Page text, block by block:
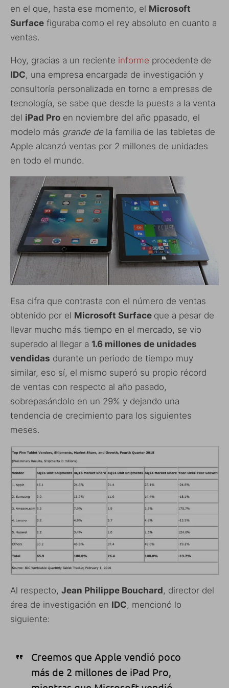
en el que, hasta ese momento, el Microsoft
Surface figuraba como el rey absoluto en cuanto a
ventas.
Hoy, gracias a un reciente informe procedente de
IDC, una empresa encargada de investigación y
consultoría personalizada en torno a empresas de
tecnología, se sabe que desde la puesta a la venta
del iPad Pro en noviembre del año ppasado, el
modelo más grande dela familia de las tabletas de
Apple alcanzó ventas por 2 millones de unidades
en todo el mundo.
Esa cifra que contrasta con el número de ventas
obtenido por el Microsoft Surface que a pesar de
llevar mucho más tiempo en el mercado, se vio
superado al llegar a 1.6 millones de unidades
vendidas durante un periodo de tiempo muy
similar, eso sí, el mismo superó su propio récord
de ventas con respecto al año pasado,
sobrepasándolo en un 29% y dejando una
tendencia de crecimiento para los siguientes
meses.
Al respecto, Jean Philippe Bouchard, director del
área de investigación en IDC, mencionó lo
siguiente:
Creemos que Apple vendió poco
más de 2 millones de iPad Pro,